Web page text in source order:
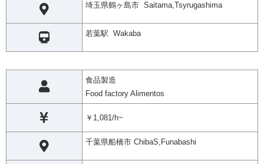
埼玉県鶴ヶ島市 Saitama,Tsyrugashima
若葉駅 Wakaba
食品製造
Food factory Alimentos
￥1,081/h~
千葉県船橋市 ChibaS,Funabashi